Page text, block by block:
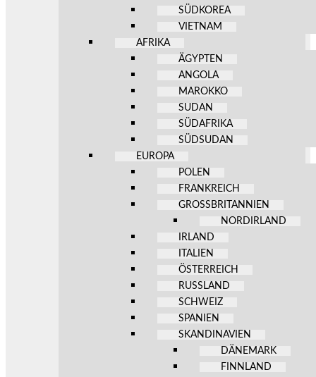
SÜDKOREA
VIETNAM
AFRIKA
ÄGYPTEN
ANGOLA
MAROKKO
SUDAN
SÜDAFRIKA
SÜDSUDAN
EUROPA
POLEN
FRANKREICH
GROSSBRITANNIEN
NORDIRLAND
IRLAND
ITALIEN
ÖSTERREICH
RUSSLAND
SCHWEIZ
SPANIEN
SKANDINAVIEN
DÄNEMARK
FINNLAND